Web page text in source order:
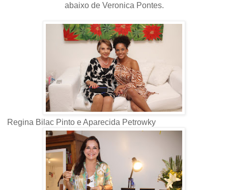
abaixo de Veronica Pontes.
Regina Bilac Pinto e Aparecida Petrowky